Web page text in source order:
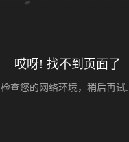
哎呀! 找不到页面了
检查您的网络环境，稍后再试...